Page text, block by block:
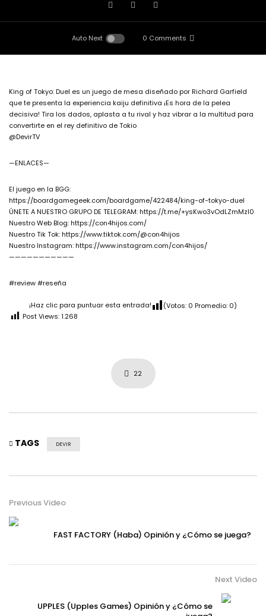
Auto Next 0 Comments
King of Tokyo: Duel es un juego de mesa diseñado por Richard Garfield
que te presenta la experiencia kaiju definitiva ¡Es hora de la pelea
decisiva! Tira los dados, aplasta a tu rival y haz vibrar a la multitud para
convertirte en el rey definitivo de Tokio
@DevirTV
—ENLACES—
El juego en la BGG:
https://boardgamegeek.com/boardgame/422484/king-of-tokyo-duel
ÚNETE A NUESTRO GRUPO DE TELEGRAM: https://t.me/+ysKwo3vOdLZmMzI0
Nuestro Web Blog: https://con4hijos.com/
Nuestro Tik Tok: https://www.tiktok.com/@con4hijos
Nuestro Instagram: https://www.instagram.com/con4hijos/
———————————
#review #reseña
¡Haz clic para puntuar esta entrada! (Votos: 0 Promedio: 0)
Post Views:1.268
22
TAGS DEVIR
Previous Video
FAST FACTORY (Haba) Opinión y ¿Cómo se juega?
Next Video
UPPLES (Upples Games) Opinión y ¿Cómo se